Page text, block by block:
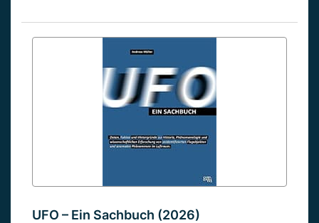
UFO – Ein Sachbuch (2026)